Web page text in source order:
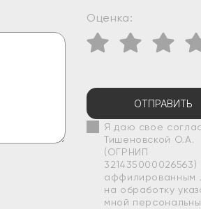
Оценка:
ОТПРАВИТЬ
Я даю свое
Тишеновской О.А.
(ОГРНИП
321435000026563)
аффилированным
на обработку
мной